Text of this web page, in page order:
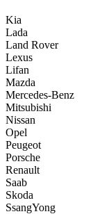
Kia
Lada
Land Rover
Lexus
Lifan
Mazda
Mercedes-Benz
Mitsubishi
Nissan
Opel
Peugeot
Porsche
Renault
Saab
Skoda
SsangYong